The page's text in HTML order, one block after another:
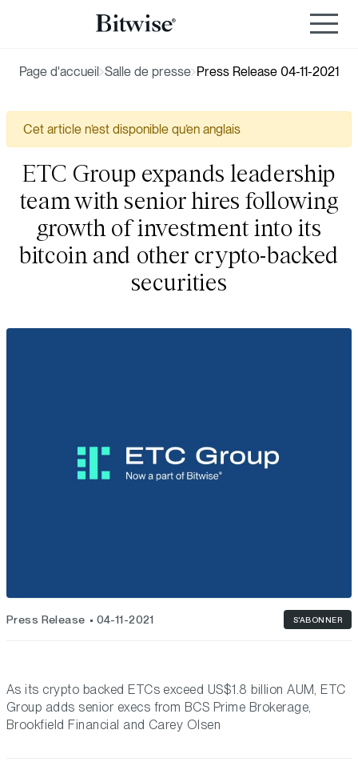
Page d'accueil Salle de presse Press Release 04-11-2021
Cet article n’est disponible qu’en anglais
ETC Group expands leadership
team with senior hires following
growth of investment into its
bitcoin and other crypto-backed
securities
Press Release 04-11-2021 S'ABONNER
As its crypto backed ETCs exceed US$1.8 billion AUM, ETC
Group adds senior execs from BCS Prime Brokerage,
Brookfield Financial and Carey Olsen